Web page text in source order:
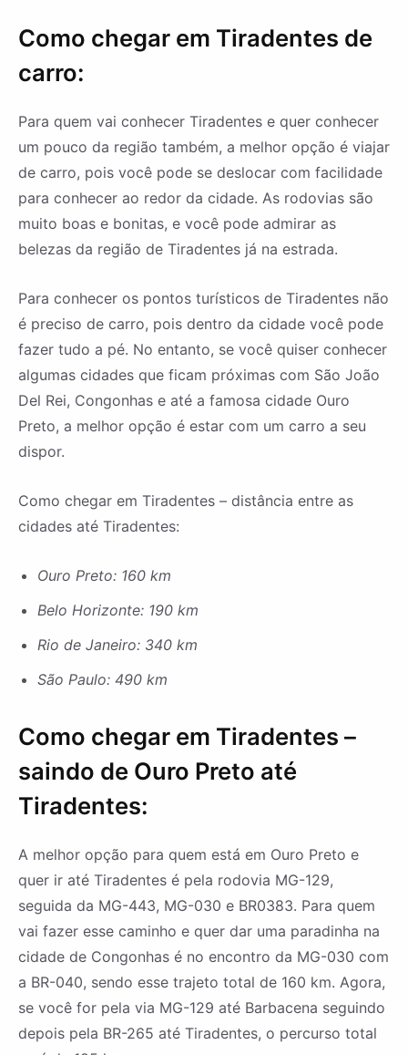
Como chegar em Tiradentes de
carro:
Para quem vai conhecer Tiradentes e quer conhecer
um pouco da região também, a melhor opção é viajar
de carro, pois você pode se deslocar com facilidade
para conhecer ao redor da cidade. As rodovias são
muito boas e bonitas, e você pode admirar as
belezas da região de Tiradentes já na estrada.
Para conhecer os pontos turísticos de Tiradentes não
é preciso de carro, pois dentro da cidade você pode
fazer tudo a pé. No entanto, se você quiser conhecer
algumas cidades que ficam próximas com São João
Del Rei, Congonhas e até a famosa cidade Ouro
Preto, a melhor opção é estar com um carro a seu
dispor.
Como chegar em Tiradentes – distância entre as
cidades até Tiradentes:
Ouro Preto: 160 km
Belo Horizonte: 190 km
Rio de Janeiro: 340 km
São Paulo: 490 km
Como chegar em Tiradentes –
saindo de Ouro Preto até
Tiradentes:
A melhor opção para quem está em Ouro Preto e
quer ir até Tiradentes é pela rodovia MG-129,
seguida da MG-443, MG-030 e BR0383. Para quem
vai fazer esse caminho e quer dar uma paradinha na
cidade de Congonhas é no encontro da MG-030 com
a BR-040, sendo esse trajeto total de 160 km. Agora,
se você for pela via MG-129 até Barbacena seguindo
depois pela BR-265 até Tiradentes, o percurso total